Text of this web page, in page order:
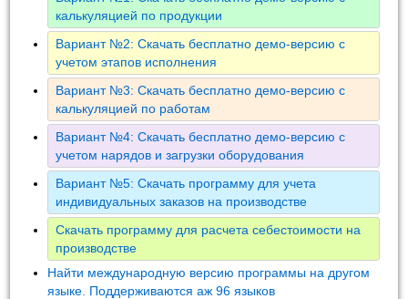
калькуляцией по продукции
Вариант №2: Скачать бесплатно демо-версию с
учетом этапов исполнения
Вариант №3: Скачать бесплатно демо-версию с
калькуляцией по работам
Вариант №4: Скачать бесплатно демо-версию с
учетом нарядов и загрузки оборудования
Вариант №5: Скачать программу для учета
индивидуальных заказов на производстве
Скачать программу для расчета себестоимости на
производстве
Найти международную версию программы на другом
языке. Поддерживаются аж 96 языков